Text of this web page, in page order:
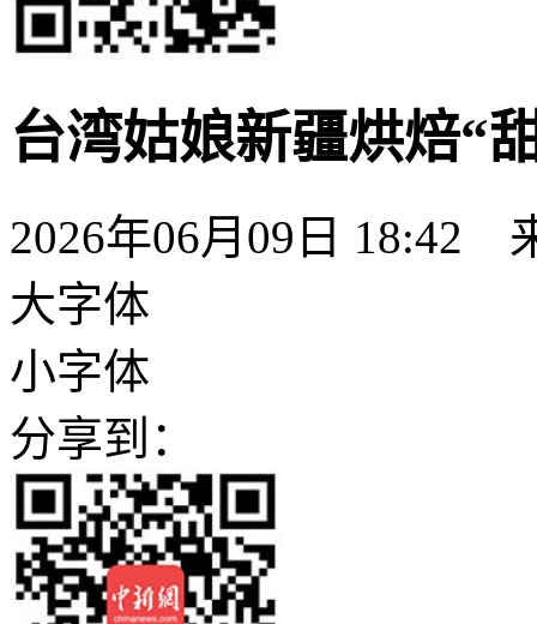
台湾姑娘新疆烘焙“
2026年06月09日 18:42
大字体
小字体
分享到：